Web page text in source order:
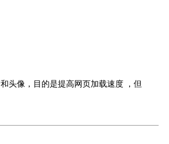
和头像，目的是提高网页加载速度 ，但